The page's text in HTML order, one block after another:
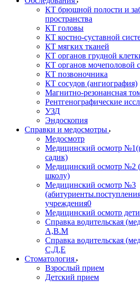
КТ брюшной полости и
пространства
КТ головы
КТ костно-суставной
КТ мягких тканей
КТ органов грудной
КТ органов мочеполовой
КТ позвоночника
КТ сосудов (ангиография)
Магнитно-резонансная
Рентгенографические
УЗД
Эндоскопия
Справки и медосмотры
Медосмотр
Медицинский осмотр
садик)
Медицинский осмотр №2
школу)
Медицинский осмотр №3
учреждения0
Медицинский осмотр
Справка водительская
А,В.М
Справка водительская
С,Д,Е
Стоматология
Взрослый прием
Детский прием